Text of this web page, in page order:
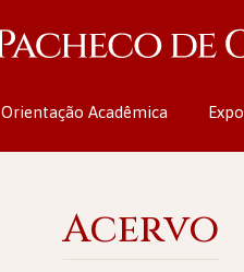
Orientação Acadêmica
Acervo